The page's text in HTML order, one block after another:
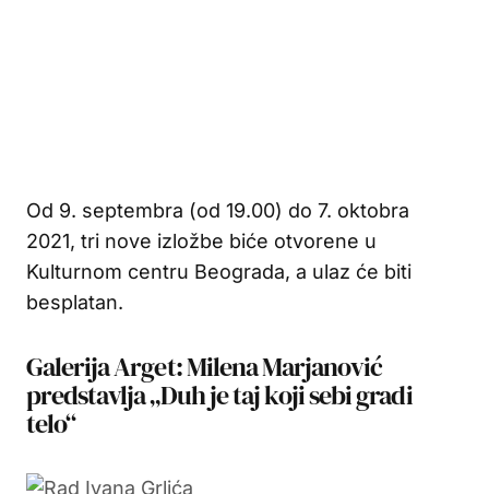
Od 9. septembra (od 19.00) do 7. oktobra
2021, tri nove izložbe biće otvorene u
Kulturnom centru Beograda, a ulaz će biti
besplatan.
Galerija Arget: Milena Marjanović
predstavlja „Duh je taj koji sebi gradi
telo“